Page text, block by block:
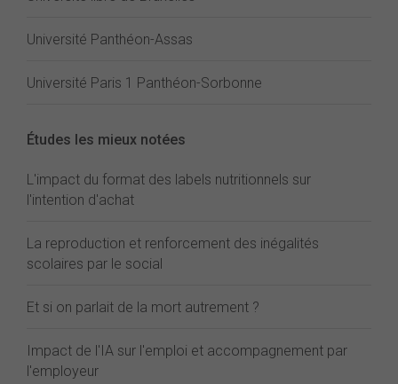
Université Panthéon-Assas
Université Paris 1 Panthéon-Sorbonne
Études les mieux notées
L'impact du format des labels nutritionnels sur
l'intention d'achat
La reproduction et renforcement des inégalités
scolaires par le social
Et si on parlait de la mort autrement ?
Impact de l'IA sur l'emploi et accompagnement par
l'employeur